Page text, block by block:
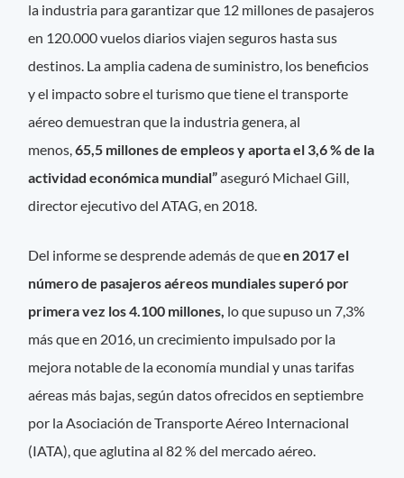
la industria para garantizar que 12 millones de pasajeros
en 120.000 vuelos diarios viajen seguros hasta sus
destinos. La amplia cadena de suministro, los beneficios
y el impacto sobre el turismo que tiene el transporte
aéreo demuestran que la industria genera, al
menos,65,5 millones de empleos y aporta el 3,6 % de la
actividad económica mundial”aseguró Michael Gill,
director ejecutivo del ATAG, en 2018.
Del informe se desprende además de queen 2017 el
número de pasajeros aéreos mundiales superó por
primera vez los 4.100 millones, lo que supuso un 7,3%
más que en 2016, un crecimiento impulsado por la
mejora notable de la economía mundial y unas tarifas
aéreas más bajas, según datos ofrecidos en septiembre
por la Asociación de Transporte Aéreo Internacional
(IATA), que aglutina al 82 % del mercado aéreo.